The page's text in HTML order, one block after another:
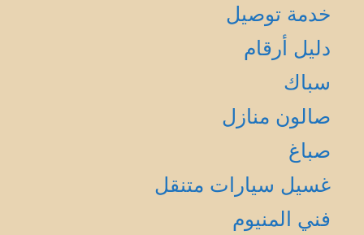
خدمة توصيل
دليل أرقام
سباك
صالون منازل
صباغ
غسيل سيارات متنقل
فني المنيوم